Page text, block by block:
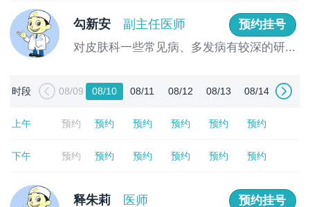
勾新安 副主任医师
预约挂号
对皮肤科一些常见病、多发病有较深的研...
时段 08/09 08/10 08/11 08/12 08/13 08/14
上午 预约 预约 预约 预约 预约 预约
下午 预约 预约 预约 预约 预约 预约
释朱莉 医师
预约挂号